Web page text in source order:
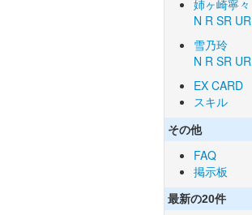
姉ヶ崎寧々
N R SR UR
雪乃玲
N R SR UR
EX CARD
スキル
その他
FAQ
掲示板
最新の20件